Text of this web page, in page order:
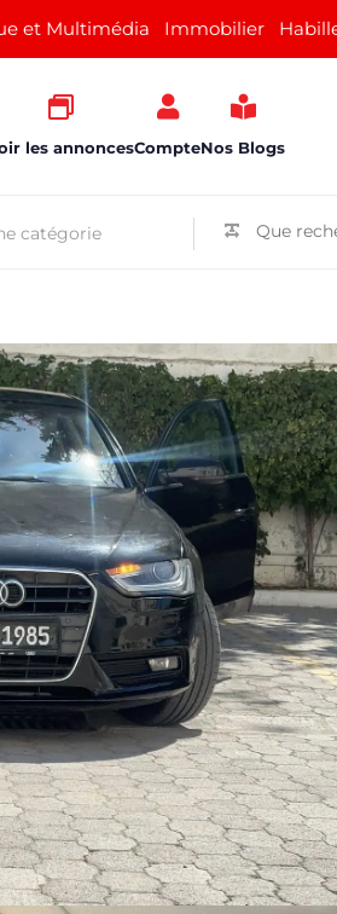
et Multimédia Immobilier
les annoncesCompteNos Blogs